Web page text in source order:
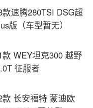
款速腾280TSI DSG超
版（车型暂无）
款 WEY坦克300 越野
征服者
款 长安福特 蒙迪欧